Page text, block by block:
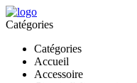
Catégories
Catégories
Accueil
Accessoire